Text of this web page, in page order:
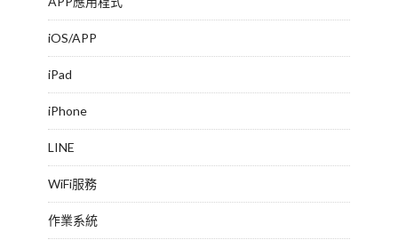
iOS/APP
iPad
iPhone
LINE
WiFi服務
作業系統